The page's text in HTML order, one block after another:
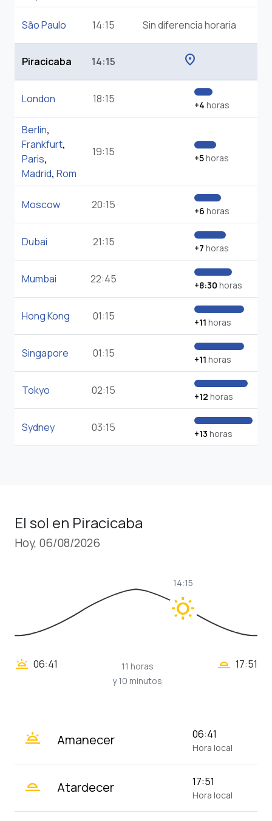
São Paulo 14:15 Sin diferencia horaria
Piracicaba 14:15 location_on
London 18:15 +4 horas
Berlin,
Frankfurt,
Paris,
Madrid, Rom
19:15 +5horas
Moscow 20:15 +6 horas
Dubai 21:15 +7 horas
Mumbai 22:45 +8:30 horas
Hong Kong 01:15 +11 horas
Singapore 01:15 +11 horas
Tokyo 02:15 +12 horas
Sydney 03:15 +13 horas
El sol en Piracicaba
Hoy, 06/08/2026
wb_sunny
14:15
wb_twilight 06:41
11 horas
y 10 minutos
wb_twilight_2 17:51
wb_twilight Amanecer 06:41
Hora local
wb_twilight_2 Atardecer 17:51
Hora local